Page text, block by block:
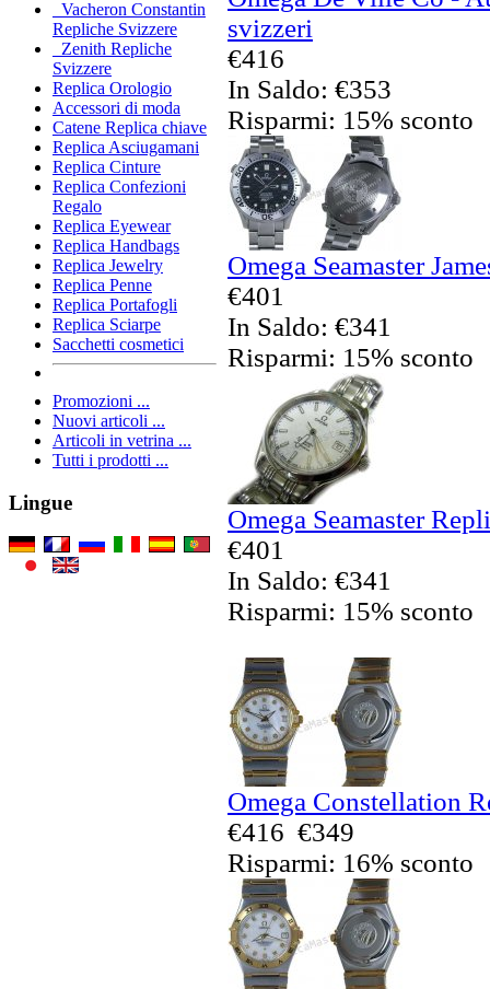
Vacheron Constantin
Repliche Svizzere
Zenith Repliche
Svizzere
Replica Orologio
Accessori di moda
Catene Replica chiave
Replica Asciugamani
Replica Cinture
Replica Confezioni
Regalo
Replica Eyewear
Replica Handbags
Replica Jewelry
Replica Penne
Replica Portafogli
Replica Sciarpe
Sacchetti cosmetici
Promozioni ...
Nuovi articoli ...
Articoli in vetrina ...
Tutti i prodotti ...
Lingue
svizzeri
€416
In Saldo: €353
Risparmi: 15% sconto
Omega Seamaster
€401
In Saldo: €341
Risparmi: 15% sconto
Omega Seamaster
€401
In Saldo: €341
Risparmi: 15% sconto
Omega Constellation
€416 €349
Risparmi: 16% sconto